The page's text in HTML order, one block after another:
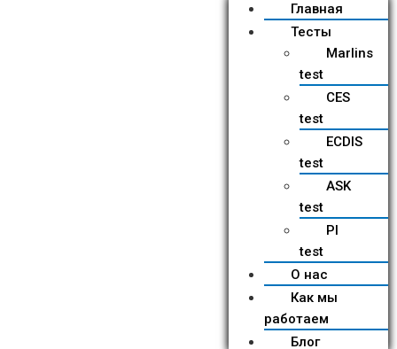
Главная
Тесты
Marlins
test
CES
test
ECDIS
test
ASK
test
PI
test
О нас
Как мы
работаем
Блог